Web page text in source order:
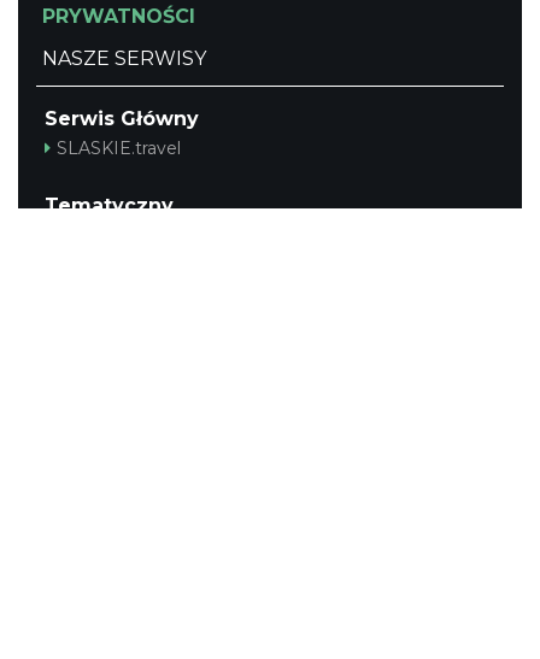
PRYWATNOŚCI
NASZE SERWISY
Serwis Główny
SLASKIE.travel
Tematyczny